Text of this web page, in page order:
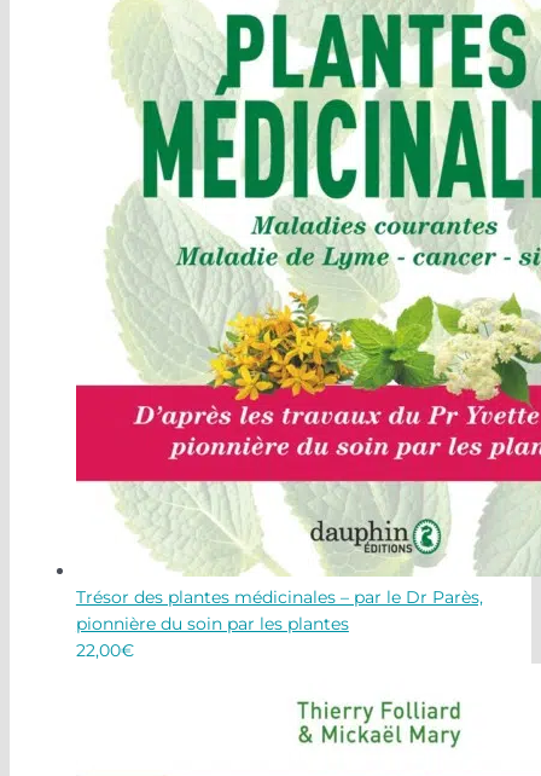
Trésor des plantes médicinales – par le Dr Parès,
pionnière du soin par les plantes
22,00€